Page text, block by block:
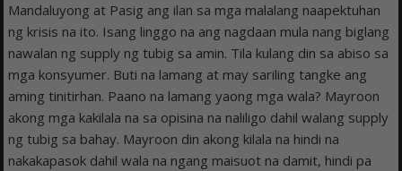
Mandaluyong at Pasig ang ilan sa mga malalang naapektuhan
ng krisis na ito. Isang linggo na ang nagdaan mula nang biglang
nawalan ng supply ng tubig sa amin. Tila kulang din sa abiso sa
mga konsyumer. Buti na lamang at may sariling tangke ang
aming tinitirhan. Paano na lamang yaong mga wala? Mayroon
akong mga kakilala na sa opisina na naliligo dahil walang supply
ng tubig sa bahay. Mayroon din akong kilala na hindi na
nakakapasok dahil wala na ngang maisuot na damit, hindi pa